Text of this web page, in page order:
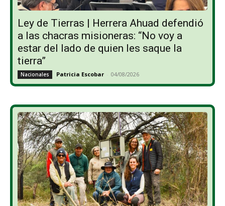
Ley de Tierras | Herrera Ahuad defendió
a las chacras misioneras: “No voy a
estar del lado de quien les saque la
tierra”
Nacionales Patricia Escobar - 04/08/2026